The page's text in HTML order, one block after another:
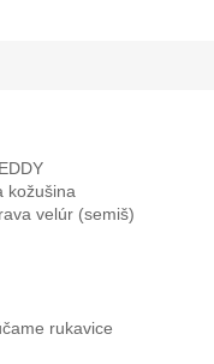
kožušina
velúr (semiš)
rukavice